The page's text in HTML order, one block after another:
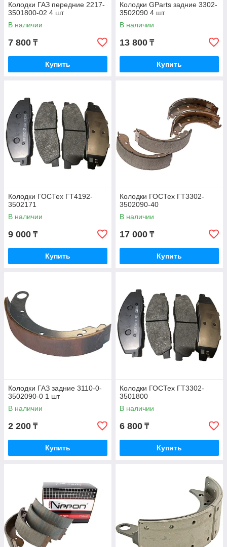
Колодки ГАЗ передние 2217-
3501800-02 4 шт
В наличии
7 800 ₸
Купить
Колодки GParts задние 3302-
3502090 4 шт
В наличии
13 800 ₸
Купить
Колодки ГОСТех ГТ4192-
3502171
В наличии
9 000 ₸
Купить
Колодки ГОСТех ГТ3302-
3502090-40
В наличии
17 000 ₸
Купить
Колодки ГАЗ задние 3110-0-
3502090-0 1 шт
В наличии
2 200 ₸
Купить
Колодки ГОСТех ГТ3302-
3501800
В наличии
6 800 ₸
Купить